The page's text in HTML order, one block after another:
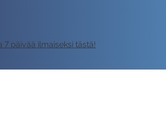
7 päivää ilmaiseksi tästä!